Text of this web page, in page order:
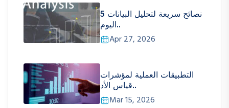
5 نصائح سريعة لتحليل البيانات
اليوم..
Apr 27, 2026
التطبيقات العملية لمؤشرات
قياس الأد..
Mar 15, 2026